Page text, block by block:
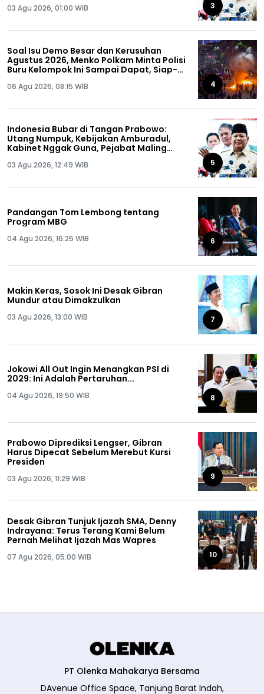
03 Agu 2026, 01:00 WIB 3
Soal Isu Demo Besar dan Kerusuhan
Agustus 2026, Menko Polkam Minta Polisi
Buru Kelompok Ini Sampai Dapat, Siap-
06 Agu 2026, 08:15 WIB 4
Indonesia Bubar di Tangan Prabowo:
Utang Numpuk, Kebijakan Amburadul,
Kabinet Nggak Guna, Pejabat Maling
03 Agu 2026, 12:49 WIB 5
Pandangan Tom Lembong tentang
Program MBG
04 Agu 2026, 16:25 WIB 6
Makin Keras, Sosok Ini Desak Gibran
Mundur atau Dimakzulkan
03 Agu 2026, 13:00 WIB 7
Jokowi All Out Ingin Menangkan PSI di
2029: Ini Adalah Pertaruhan...
04 Agu 2026, 19:50 WIB 8
Prabowo Diprediksi Lengser, Gibran
Harus Dipecat Sebelum Merebut Kursi
Presiden
03 Agu 2026, 11:29 WIB 9
Desak Gibran Tunjuk Ijazah SMA, Denny
Indrayana: Terus Terang Kami Belum
Pernah Melihat Ijazah Mas Wapres
07 Agu 2026, 05:00 WIB 10
PT Olenka Mahakarya Bersama
DAvenue Office Space, Tanjung Barat Indah,